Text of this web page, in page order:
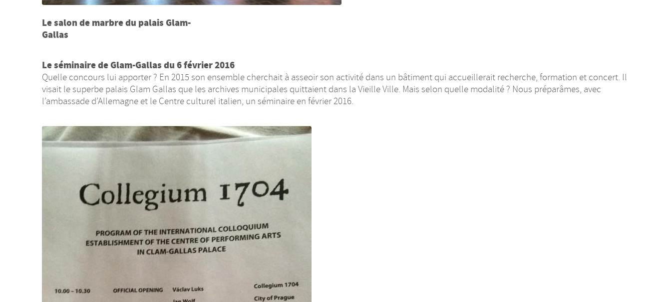
Le salon de marbre du palais Glam-
Gallas
Le séminaire de Glam-Gallas du 6 février 2016
Quelle concours lui apporter ? En 2015 son ensemble cherchait à asseoir son activité dans un bâtiment qui accueillerait recherche, formation et concert. Il
visait le superbe palais Glam Gallas que les archives municipales quittaient dans la Vieille Ville. Mais selon quelle modalité ? Nous préparâmes, avec
l’ambassade d’Allemagne et le Centre culturel italien, un séminaire en février 2016.